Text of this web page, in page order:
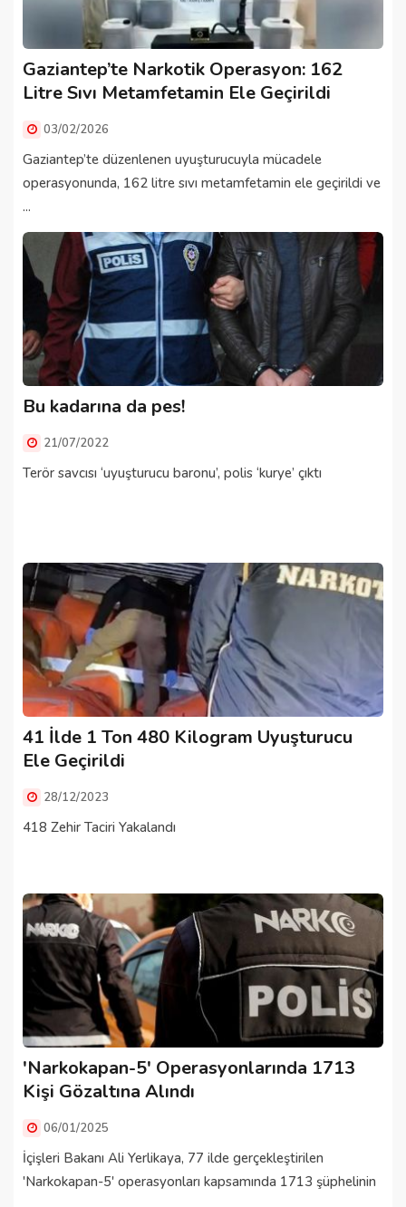
Gaziantep’te Narkotik Operasyon: 162
Litre Sıvı Metamfetamin Ele Geçirildi
03/02/2026
Gaziantep’te düzenlenen uyuşturucuyla mücadele
operasyonunda, 162 litre sıvı metamfetamin ele geçirildi ve
...
Bu kadarına da pes!
21/07/2022
Terör savcısı ‘uyuşturucu baronu’, polis ‘kurye’ çıktı
41 İlde 1 Ton 480 Kilogram Uyuşturucu
Ele Geçirildi
28/12/2023
418 Zehir Taciri Yakalandı
'Narkokapan-5' Operasyonlarında 1713
Kişi Gözaltına Alındı
06/01/2025
İçişleri Bakanı Ali Yerlikaya, 77 ilde gerçekleştirilen
'Narkokapan-5' operasyonları kapsamında 1713 şüphelinin